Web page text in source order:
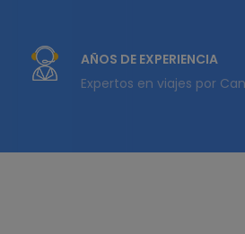
AÑOS DE EXPERIENCIA
Expertos en viajes por